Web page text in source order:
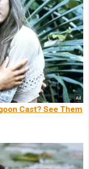
Cast? See Them